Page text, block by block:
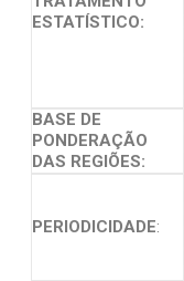
ESTATÍSTICO:
BASE DE
PONDERAÇÃO
DAS REGIÕES:
PERIODICIDADE: